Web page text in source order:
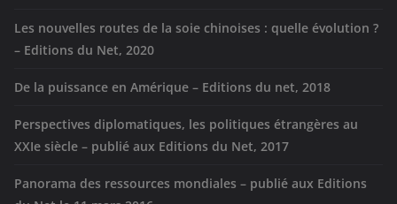
Les nouvelles routes de la soie chinoises : quelle évolution ?
– Editions du Net, 2020
De la puissance en Amérique – Editions du net, 2018
Perspectives diplomatiques, les politiques étrangères au
XXIe siècle – publié aux Editions du Net, 2017
Panorama des ressources mondiales – publié aux Editions